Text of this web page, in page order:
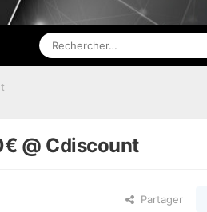
@ Cdiscount
Partager